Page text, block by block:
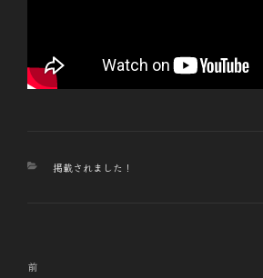
カ
掲載されました！
前
前